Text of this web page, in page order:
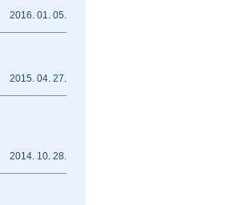
2016. 01. 05.
2015. 04. 27.
2014. 10. 28.